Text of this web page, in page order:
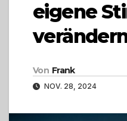
eigene
Von Frank
NOV. 28, 2024